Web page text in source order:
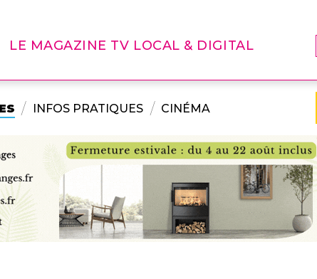
LE MAGAZINE TV LOCAL & DIGITAL
INFOS PRATIQUES CINÉMA